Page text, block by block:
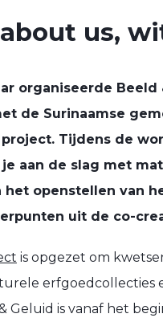
us,
organiseerde
de Surinaamse
Tijdens de
je aan de slag met
openstellen van
uit de co-
is opgezet om
erfgoedcollecties
Geluid is vanaf het